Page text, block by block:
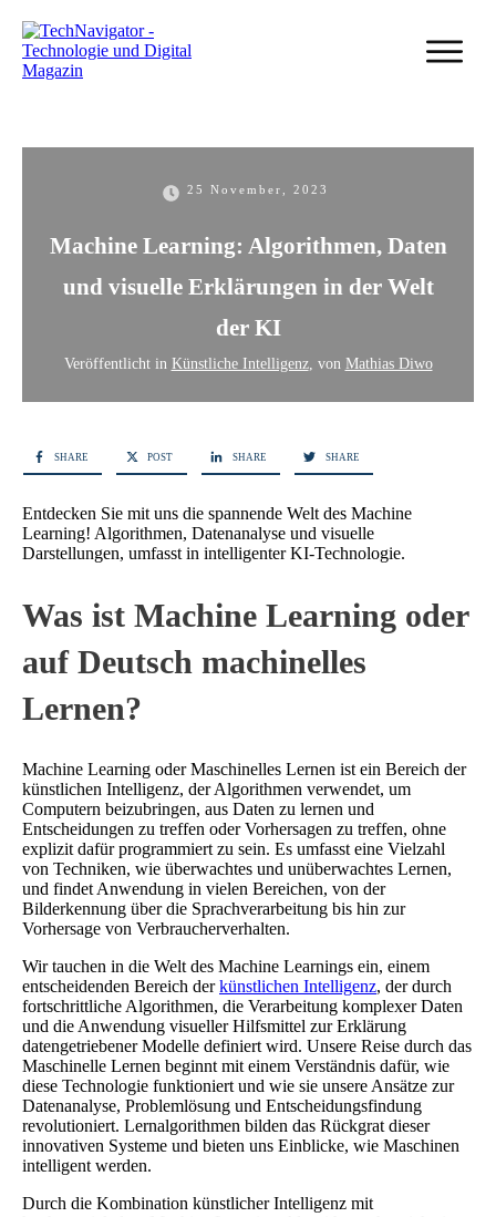
25 November, 2023
Machine Learning: Algorithmen, Daten
und visuelle Erklärungen in der Welt
der KI
Veröffentlicht in Künstliche Intelligenz, von Mathias Diwo
SHARE POST SHARE SHARE
Entdecken Sie mit uns die spannende Welt des Machine
Learning! Algorithmen, Datenanalyse und visuelle
Darstellungen, umfasst in intelligenter KI-Technologie.
Was ist Machine Learning oder
auf Deutsch machinelles
Lernen?
Machine Learning oder Maschinelles Lernen ist ein Bereich der
künstlichen Intelligenz, der Algorithmen verwendet, um
Computern beizubringen, aus Daten zu lernen und
Entscheidungen zu treffen oder Vorhersagen zu treffen, ohne
explizit dafür programmiert zu sein. Es umfasst eine Vielzahl
von Techniken, wie überwachtes und unüberwachtes Lernen,
und findet Anwendung in vielen Bereichen, von der
Bilderkennung über die Sprachverarbeitung bis hin zur
Vorhersage von Verbraucherverhalten.
Wir tauchen in die Welt des Machine Learnings ein, einem
entscheidenden Bereich derkünstlichen Intelligenz, der durch
fortschrittliche Algorithmen, die Verarbeitung komplexer Daten
und die Anwendung visueller Hilfsmittel zur Erklärung
datengetriebener Modelle definiert wird. Unsere Reise durch das
Maschinelle Lernen beginnt mit einem Verständnis dafür, wie
diese Technologie funktioniert und wie sie unsere Ansätze zur
Datenanalyse, Problemlösung und Entscheidungsfindung
revolutioniert. Lernalgorithmen bilden das Rückgrat dieser
innovativen Systeme und bieten uns Einblicke, wie Maschinen
intelligent werden.
Durch die Kombination künstlicher Intelligenz mit